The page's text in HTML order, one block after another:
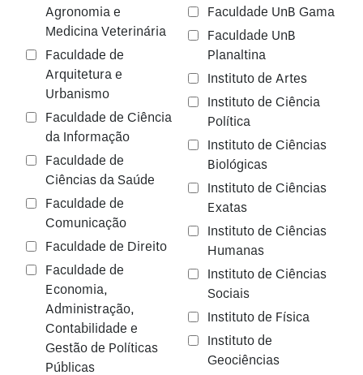
Agronomia e
Medicina Veterinária
Faculdade de
Arquitetura e
Urbanismo
Faculdade de Ciência
da Informação
Faculdade de
Ciências da Saúde
Faculdade de
Comunicação
Faculdade de Direito
Faculdade de
Economia,
Administração,
Contabilidade e
Gestão de Políticas
Públicas
Faculdade UnB Gama
Faculdade UnB
Planaltina
Instituto de Artes
Instituto de Ciência
Política
Instituto de Ciências
Biológicas
Instituto de Ciências
Exatas
Instituto de Ciências
Humanas
Instituto de Ciências
Sociais
Instituto de Física
Instituto de
Geociências